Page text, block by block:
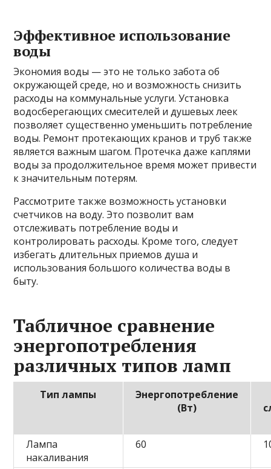
Эффективное использование
воды
Экономия воды — это не только забота об
окружающей среде, но и возможность снизить
расходы на коммунальные услуги. Установка
водосберегающих смесителей и душевых леек
позволяет существенно уменьшить потребление
воды. Ремонт протекающих кранов и труб также
является важным шагом. Протечка даже каплями
воды за продолжительное время может привести
к значительным потерям.
Рассмотрите также возможность установки
счетчиков на воду. Это позволит вам
отслеживать потребление воды и
контролировать расходы. Кроме того, следует
избегать длительных приемов душа и
использования большого количества воды в
быту.
Табличное сравнение
энергопотребления
различных типов ламп
Тип лампы
Энергопотребление
(Вт)
Лампа
накаливания
60